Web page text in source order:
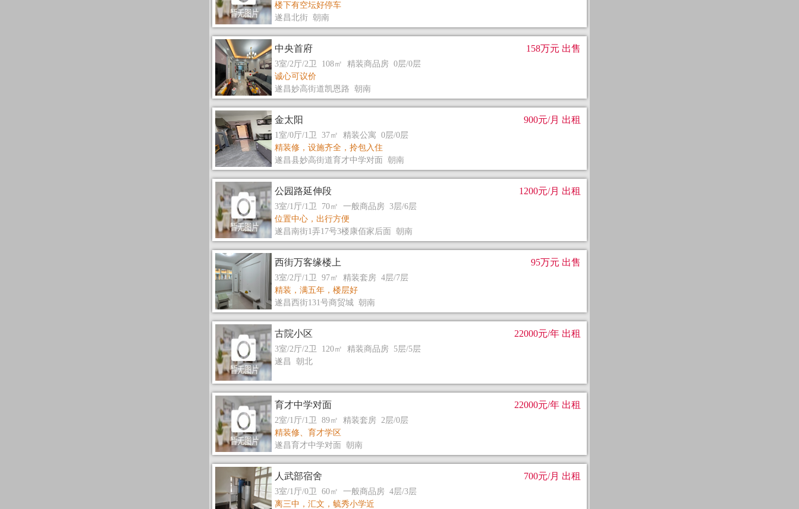
楼下有空坛好停车
遂昌北街 朝南
中央首府
3室/2厅/2卫 108㎡ 精装商品房 0层/0层
诚心可议价
遂昌妙高街道凯恩路 朝南
158万元 出售
金太阳
1室/0厅/1卫 37㎡ 精装公寓 0层/0层
精装修，设施齐全，拎包入住
遂昌县妙高街道育才中学对面 朝南
900元/月 出租
公园路延伸段
3室/1厅/1卫 70㎡ 一般商品房 3层/6层
位置中心，出行方便
遂昌南街1弄17号3楼康佰家后面 朝南
1200元/月 出租
西街万客缘楼上
3室/2厅/1卫 97㎡ 精装套房 4层/7层
精装，满五年，楼层好
遂昌西街131号商贸城 朝南
95万元 出售
古院小区
3室/2厅/2卫 120㎡ 精装商品房 5层/5层
遂昌 朝北
22000元/年 出租
育才中学对面
2室/1厅/1卫 89㎡ 精装套房 2层/0层
精装修、育才学区
遂昌育才中学对面 朝南
22000元/年 出租
人武部宿舍
3室/1厅/0卫 60㎡ 一般商品房 4层/3层
离三中，汇文，毓秀小学近
700元/月 出租